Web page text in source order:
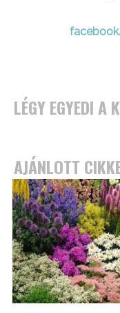
LÉGY EGYEDI A
AJÁNLOTT